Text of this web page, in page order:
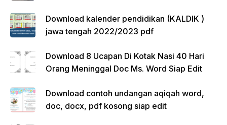
Download kalender pendidikan (KALDIK )
jawa tengah 2022/2023 pdf
Download 8 Ucapan Di Kotak Nasi 40 Hari
Orang Meninggal Doc Ms. Word Siap Edit
Download contoh undangan aqiqah word,
doc, docx, pdf kosong siap edit